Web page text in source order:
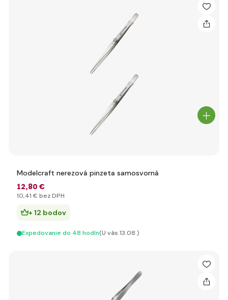
Modelcraft nerezová pinzeta samosvorná
12,80 €
10,41 € bez DPH
+ 12 bodov
Expedovanie do 48 hodín(U vás 13.08.)